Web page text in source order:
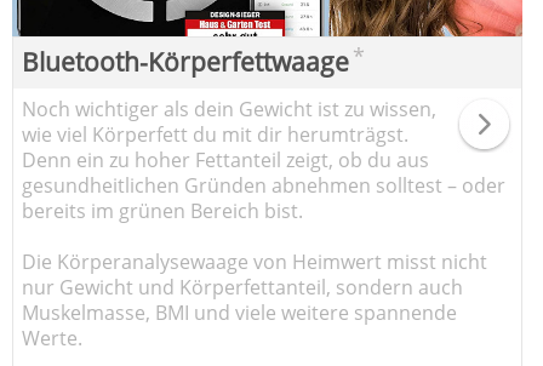
Bluetooth-Körperfettwaage*
Noch wichtiger als dein Gewicht ist zu wissen,
wie viel Körperfett du mit dir herumträgst.
Denn ein zu hoher Fettanteil zeigt, ob du aus
gesundheitlichen Gründen abnehmen solltest – oder
bereits im grünen Bereich bist.
Die Körperanalysewaage von Heimwert misst nicht
nur Gewicht und Körperfettanteil, sondern auch
Muskelmasse, BMI und viele weitere spannende
Werte.